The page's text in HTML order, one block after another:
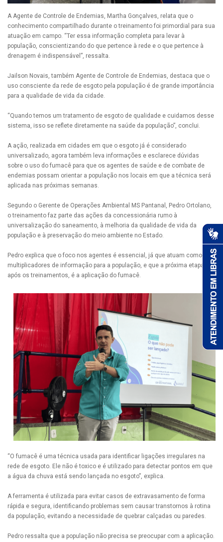
A Agente de Controle de Endemias, Martha Gonçalves, relata que o
conhecimento compartilhado durante o treinamento foi primordial para sua
atuação em campo. “Ter essa informação completa para levar à
população, conscientizando do que pertence à rede e o que pertence à
drenagem é indispensável”, ressalta.
Jailson Novais, também Agente de Controle de Endemias, destaca que o
uso consciente da rede de esgoto pela população é de grande importância
para a qualidade de vida da cidade.
“Quando temos um tratamento de esgoto de qualidade e cuidamos desse
sistema, isso se reflete diretamente na saúde da população”, conclui.
A ação, realizada em cidades em que o esgoto já é considerado
universalizado, agora também leva informações e esclarece dúvidas
sobre o uso do fumacê para que os agentes de saúde e de combate de
endemias possam orientar a população nos locais em que a técnica será
aplicada nas próximas semanas.
Segundo o Gerente de Operações Ambiental MS Pantanal, Pedro Ortolano,
o treinamento faz parte das ações da concessionária rumo à
universalização do saneamento, à melhoria da qualidade de vida da
população e à preservação do meio ambiente no Estado.
Pedro explica que o foco nos agentes é essencial, já que atuam como
multiplicadores de informação para a população, e que a próxima etapa,
após os treinamentos, é a aplicação do fumacê.
“O fumacê é uma técnica usada para identificar ligações irregulares na
rede de esgoto. Ele não é toxico e é utilizado para detectar pontos em que
a água da chuva está sendo lançada no esgoto”, explica.
A ferramenta é utilizada para evitar casos de extravasamento de forma
rápida e segura, identificando problemas sem causar transtornos à rotina
da população, evitando a necessidade de quebrar calçadas ou paredes.
Pedro ressalta que a população não precisa se preocupar com a aplicação.